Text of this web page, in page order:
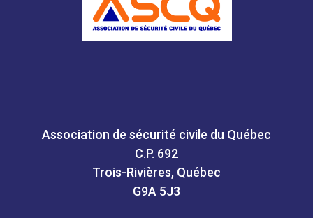
Association de sécurité civile du Québec
C.P. 692
Trois-Rivières, Québec
G9A 5J3